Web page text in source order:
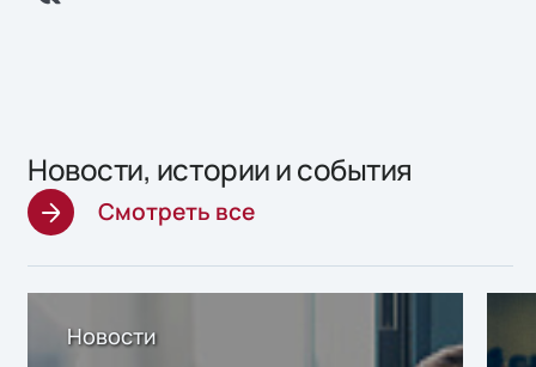
Новости, истории и события
Смотреть все
Новости